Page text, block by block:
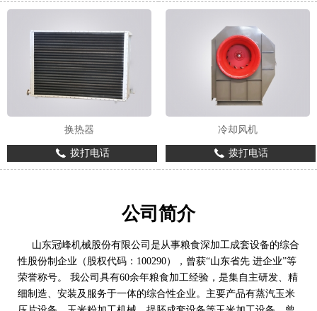
换热器
拨打电话
冷却风机
拨打电话
公司简介
山东冠峰机械股份有限公司是从事粮食深加工成套设备的综合
性股份制企业（股权代码：100290），曾获“山东省先 进企业”等
荣誉称号。 我公司具有60余年粮食加工经验，是集自主研发、精
细制造、安装及服务于一体的综合性企业。主要产品有蒸汽玉米